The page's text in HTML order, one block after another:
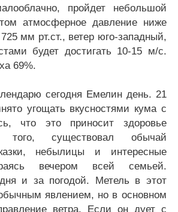
пройдет небольшой
атмосферное давление ниже
мм рт.ст., ветер юго-западный,
будет достигать 10-15 м/с.
69%.
сегодня Емелин день. 21
угощать вкусностями кума с
что это приносит здоровье
существовал обычай
небылицы и интересные
вечером всей семьей.
и за погодой. Метель в этот
явлением, но в основном
ветра. Если он дует с